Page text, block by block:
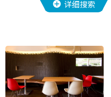
详细搜索